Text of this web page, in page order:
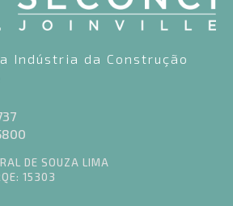
Indústria da Construção
DE SOUZA LIMA
15303